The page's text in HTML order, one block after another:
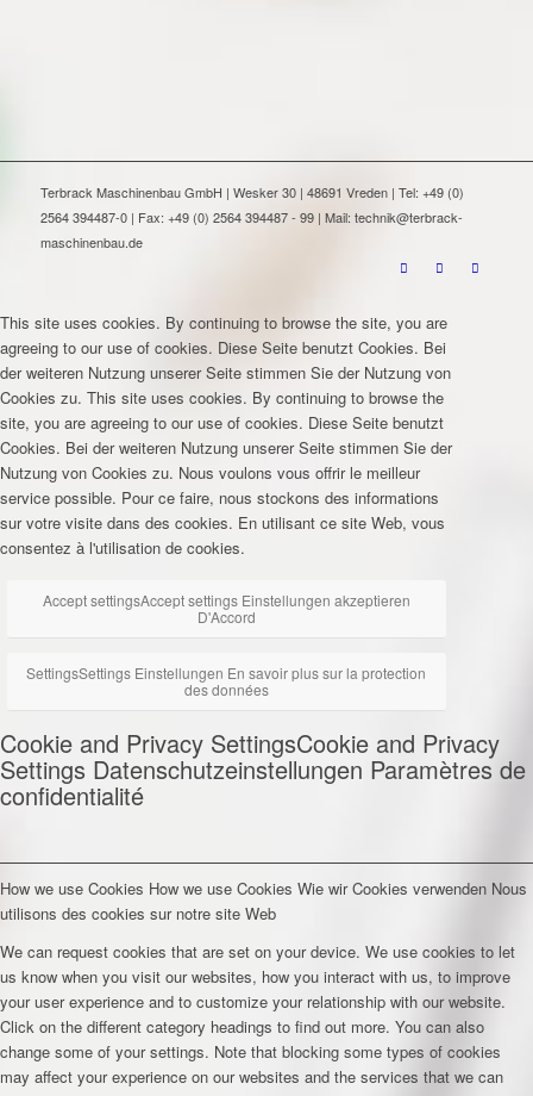
Terbrack Maschinenbau GmbH | Wesker 30 | 48691 Vreden | Tel: +49 (0)
2564 394487-0 | Fax: +49 (0) 2564 394487 - 99 | Mail: technik@terbrack-
maschinenbau.de
This site uses cookies. By continuing to browse the site, you are
agreeing to our use of cookies. Diese Seite benutzt Cookies. Bei
der weiteren Nutzung unserer Seite stimmen Sie der Nutzung von
Cookies zu. This site uses cookies. By continuing to browse the
site, you are agreeing to our use of cookies. Diese Seite benutzt
Cookies. Bei der weiteren Nutzung unserer Seite stimmen Sie der
Nutzung von Cookies zu. Nous voulons vous offrir le meilleur
service possible. Pour ce faire, nous stockons des informations
sur votre visite dans des cookies. En utilisant ce site Web, vous
consentez à l'utilisation de cookies.
Accept settingsAccept settings Einstellungen akzeptieren
D'Accord
SettingsSettings Einstellungen En savoir plus sur la protection
des données
Cookie and Privacy SettingsCookie and Privacy
Settings Datenschutzeinstellungen Paramètres de
confidentialité
How we use Cookies How we use Cookies Wie wir Cookies verwenden Nous
utilisons des cookies sur notre site Web
We can request cookies that are set on your device. We use cookies to let
us know when you visit our websites, how you interact with us, to improve
your user experience and to customize your relationship with our website.
Click on the different category headings to find out more. You can also
change some of your settings. Note that blocking some types of cookies
may affect your experience on our websites and the services that we can